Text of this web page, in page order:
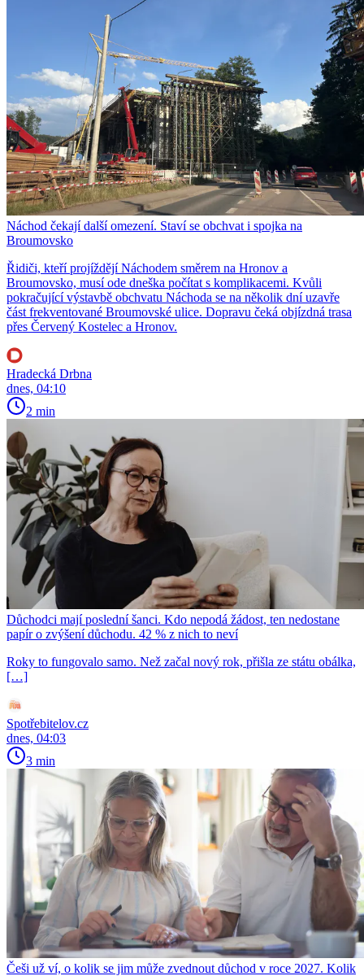
Náchod čekají další omezení. Staví se obchvat i spojka na
Broumovsko
Řidiči, kteří projíždějí Náchodem směrem na Hronov a
Broumovsko, musí ode dneška počítat s komplikacemi. Kvůli
pokračující výstavbě obchvatu Náchoda se na několik dní uzavře
část frekventované Broumovské ulice. Dopravu čeká objízdná trasa
přes Červený Kostelec a Hronov.
Hradecká Drbna
dnes, 04:10
2 min
Důchodci mají poslední šanci. Kdo nepodá žádost, ten nedostane
papír o zvýšení důchodu. 42 % z nich to neví
Roky to fungovalo samo. Než začal nový rok, přišla ze státu obálka,
[…]
Spotřebitelov.cz
dnes, 04:03
3 min
Češi už ví, o kolik se jim může zvednout důchod v roce 2027. Kolik